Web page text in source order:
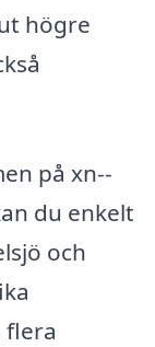
högre
på xn--
du enkelt
och
flera